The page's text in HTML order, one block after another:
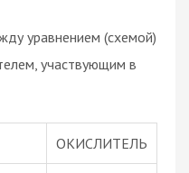
уравнением (схемой)
участвующим в
ОКИСЛИТЕЛЬ